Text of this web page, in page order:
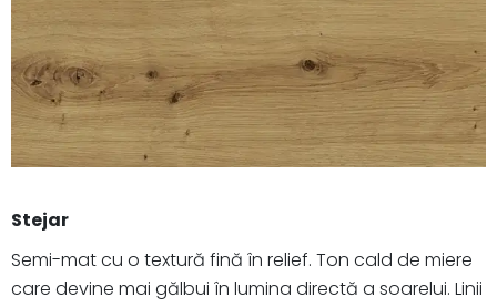
Stejar
Semi-mat cu o textură fină în relief. Ton cald de miere
care devine mai gălbui în lumina directă a soarelui. Linii